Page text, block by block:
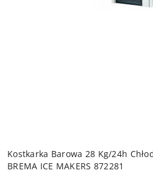
Kostkarka Barowa 28 Kg/24h
BREMA ICE MAKERS 872281